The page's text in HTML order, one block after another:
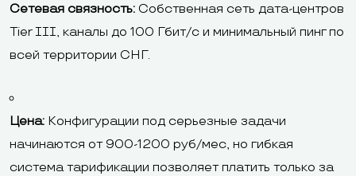
Сетевая связность: Собственная сеть дата-центров
Tier III, каналы до 100 Гбит/с и минимальный пинг по
всей территории СНГ.
Цена: Конфигурации под серьезные задачи
начинаются от 900-1200 руб/мес, но гибкая
система тарификации позволяет платить только за